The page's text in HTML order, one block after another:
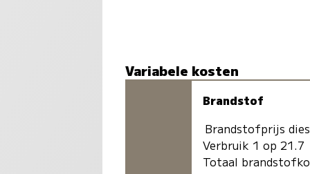
Variabele kosten
Brandstof
Brandstofprijs
Verbruik 1 op 21.7
Totaal